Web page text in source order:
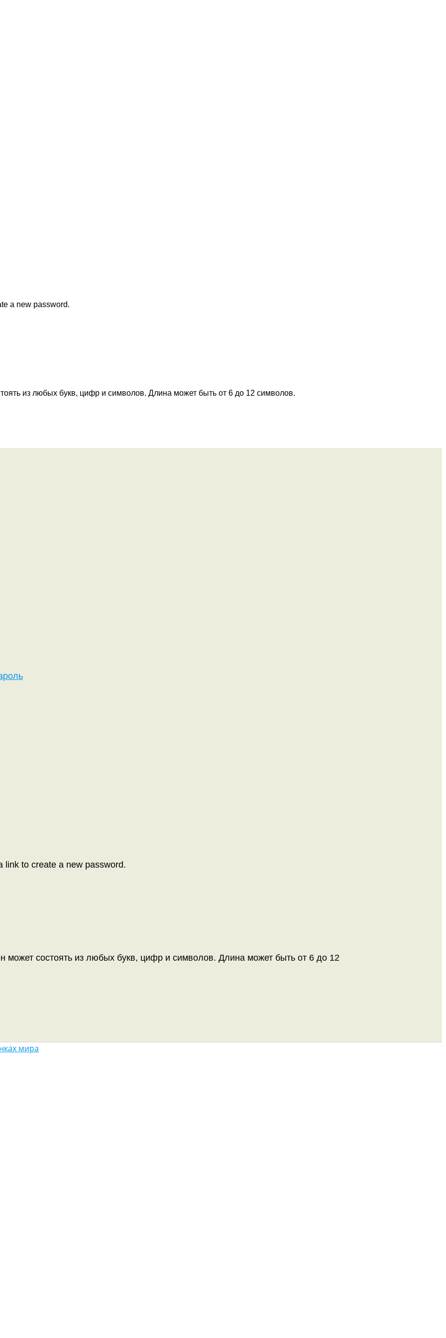
a new password.
из любых букв, цифр и символов. Длина может быть от 6 до 12 символов.
link to create a new password.
может состоять из любых букв, цифр и символов. Длина может быть от 6 до 12